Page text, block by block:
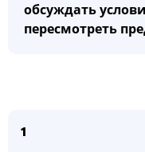
обсуждать
пересмотреть
1